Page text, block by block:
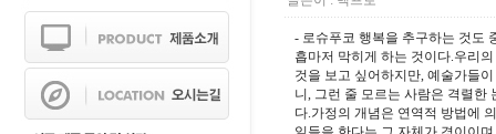
- 로슈푸코 행복을 추구하는 것도
흡마저 막히게 하는 것이다.우리
것을 보고 싶어하지만, 예술가들
니, 그런 줄 모르는 사람은 격렬한
다.가정의 개념은 연역적 방법에